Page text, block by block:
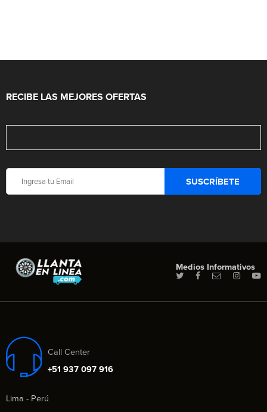
RECIBE LAS MEJORES OFERTAS
Medios Informativos
Call Center
+51 937 097 916
Lima - Perú